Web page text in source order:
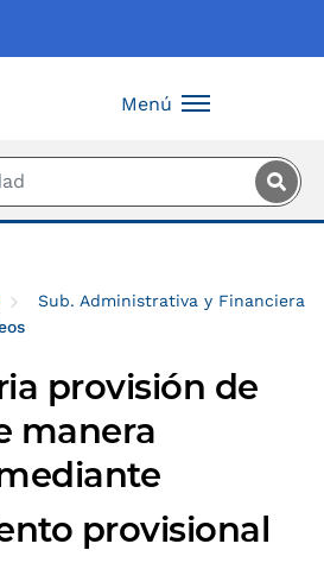
Menú
Sub. Administrativa y Financiera
provisión de
manera
provisional